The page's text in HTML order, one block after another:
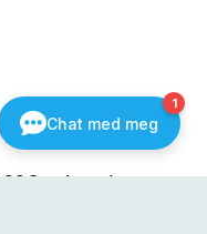
Sandnessjøen